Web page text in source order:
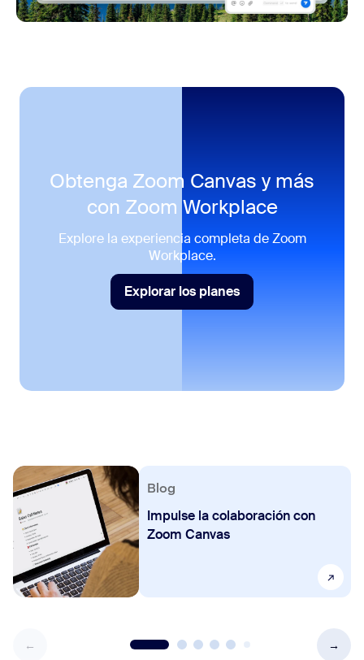
Obtenga Zoom Canvas y más
con Zoom Workplace
Explore la experiencia completa de Zoom
Workplace.
Explorar los planes
Explorar los planes
Blog
Impulse la colaboración con
Zoom Canvas